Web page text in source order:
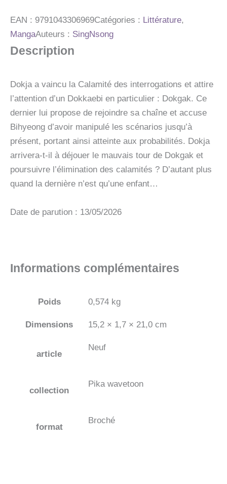
EAN : 9791043306969Catégories : Littérature,
MangaAuteurs : SingNsong
Description
Dokja a vaincu la Calamité des interrogations et attire
l’attention d’un Dokkaebi en particulier : Dokgak. Ce
dernier lui propose de rejoindre sa chaîne et accuse
Bihyeong d’avoir manipulé les scénarios jusqu’à
présent, portant ainsi atteinte aux probabilités. Dokja
arrivera-t-il à déjouer le mauvais tour de Dokgak et
poursuivre l’élimination des calamités ? D’autant plus
quand la dernière n’est qu’une enfant…
Date de parution : 13/05/2026
Informations complémentaires
Poids 0,574 kg
Dimensions 15,2 × 1,7 × 21,0 cm
article
Neuf
collection
Pika wavetoon
format
Broché